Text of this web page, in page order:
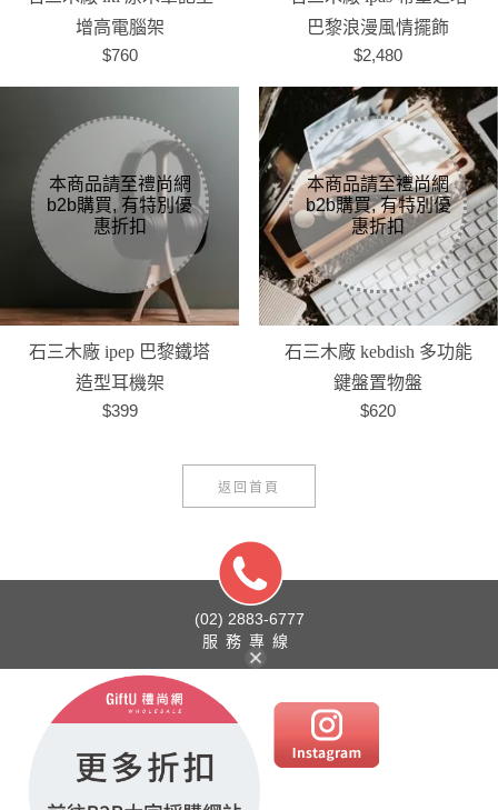
增高電腦架
$760
巴黎浪漫風情擺飾
$2,480
石三木廠 ipep 巴黎鐵塔
造型耳機架
$399
石三木廠 kebdish 多功能
鍵盤置物盤
$620
返回首頁
(02) 2883-6777
服務專線